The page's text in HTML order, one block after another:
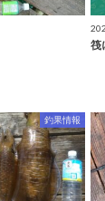
筏
釣果情報